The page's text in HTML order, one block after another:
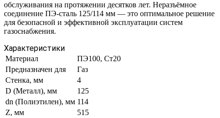
обслуживания на протяжении десятков лет. Неразъёмное
соединение ПЭ-сталь 125/114 мм — это оптимальное решение
для безопасной и эффективной эксплуатации систем
газоснабжения.
Характеристики
Материал
ПЭ100, Ст20
Предназначен для
Газ
Стенка, мм
4
D (Металл), мм
125
dn (Полиэтилен), мм 114
Z, мм
515